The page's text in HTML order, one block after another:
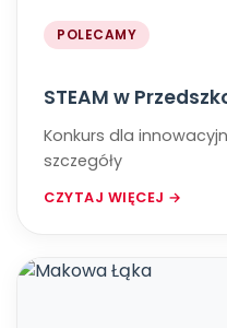
POLECAMY
STEAM w
Konkurs dla
szczegóły
CZYTAJ WIĘCEJ →